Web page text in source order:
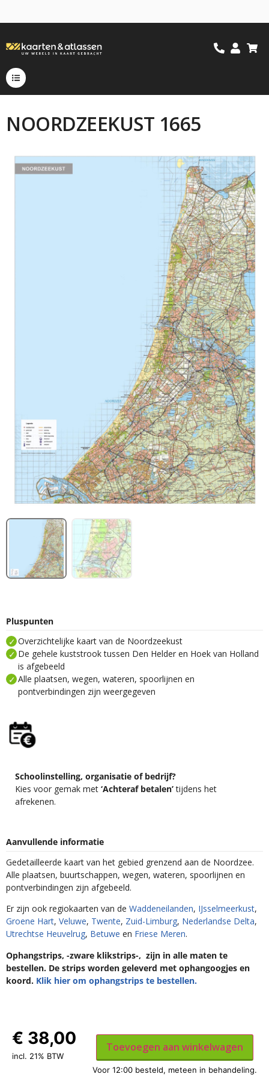
NOORDZEEKUST 1665
Pluspunten
Overzichtelijke kaart van de Noordzeekust
De gehele kuststrook tussen Den Helder en Hoek van Holland
is afgebeeld
Alle plaatsen, wegen, wateren, spoorlijnen en
pontverbindingen zijn weergegeven
Schoolinstelling, organisatie of bedrijf?
Kies voor gemak met ‘Achteraf betalen’tijdens het
afrekenen.
Aanvullende informatie
Gedetailleerde kaart van het gebied grenzend aan de Noordzee.
Alle plaatsen, buurtschappen, wegen, wateren, spoorlijnen en
pontverbindingen zijn afgebeeld.
Er zijn ook regiokaarten van de Waddeneilanden, IJsselmeerkust,
Groene Hart, Veluwe, Twente, Zuid-Limburg, Nederlandse Delta,
Utrechtse Heuvelrug, Betuwe en Friese Meren.
Ophangstrips, -zware klikstrips-, zijn in alle maten te
bestellen. De strips worden geleverd met ophangoogjes en
koord. Klik hier om ophangstrips te bestellen.
€ 38,00
incl. 21% BTW
Toevoegen aan winkelwagen